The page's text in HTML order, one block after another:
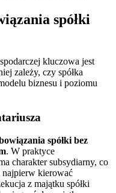
spółki
kluczowa jest
zależy, czy spółka
biznesu i poziomu
spółki bez
. W praktyce
charakter subsydiarny, co
najpierw kierować
z majątku spółki